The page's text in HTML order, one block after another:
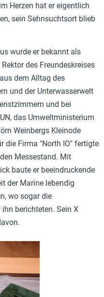
Herzen hat er eigentlich
sein Sehnsuchtsort blieb
wurde er bekannt als
des Freundeskreises
dem Alltag des
und der Unterwasserwelt
und bei
das Umweltministerium
Weinbergs Kleinode
die Firma "North IO" fertigte
Messestand. Mit
baute er beeindruckende
der Marine lebendig
wo sogar die
berichteten. Sein X